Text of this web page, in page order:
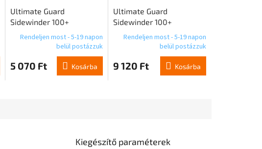
Ultimate Guard
Sidewinder 100+
Xenoskin Magic: The
Gathering "Edge of
Rendeljen most - 5-19 napon
belül postázzuk
5 070 Ft Kosárba
Ultimate Guard
Sidewinder 100+
Xenoskin Magic: The
Gathering "Lorwyn
Közönséges
Rendeljen most - 5-19 napon
belül postázzuk
9 120 Ft Kosárba
Kiegészítő paraméterek